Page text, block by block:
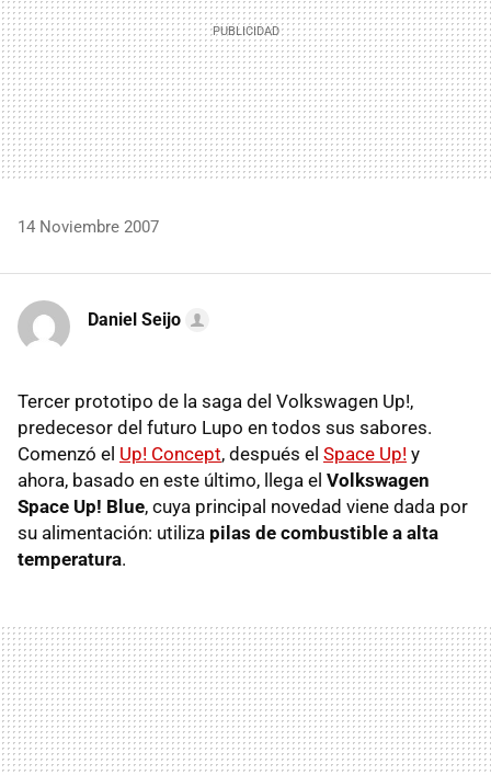
14 Noviembre 2007
Daniel Seijo
Tercer prototipo de la saga del Volkswagen Up!,
predecesor del futuro Lupo en todos sus sabores.
Comenzó el Up! Concept, después el Space Up! y
ahora, basado en este último, llega el Volkswagen
Space Up! Blue, cuya principal novedad viene dada por
su alimentación: utiliza pilas de combustible a alta
temperatura.